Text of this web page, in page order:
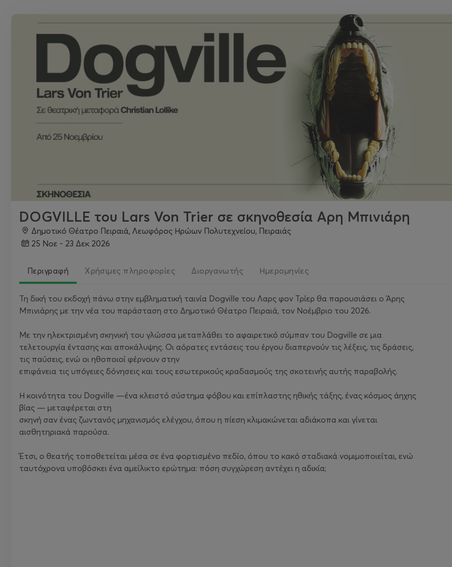
DOGVILLE του Lars Von Trier σε σκηνοθεσία Αρη Μπινιάρη
Δημοτικό Θέατρο Πειραιά, Λεωφόρος Ηρώων Πολυτεχνείου, Πειραιάς
25 Νοε - 23 Δεκ 2026
Περιγραφή Χρήσιμες πληροφορίες Διοργανωτής Ημερομηνίες
Τη δική του εκδοχή πάνω στην εμβληματική ταινία Dogville του Λαρς φον Τρίερ θα παρουσιάσει ο Άρης
Μπινιάρης με την νέα του παράσταση στο Δημοτικό Θέατρο Πειραιά, τον Νοέμβριο του 2026.
Με την ηλεκτρισμένη σκηνική του γλώσσα μεταπλάθει το αφαιρετικό σύμπαν του Dogville σε μια
τελετουργία έντασης και αποκάλυψης. Οι αόρατες εντάσεις του έργου διαπερνούν τις λέξεις, τις δράσεις,
τις παύσεις, ενώ οι ηθοποιοί φέρνουν στην
επιφάνεια τις υπόγειες δόνησεις και τους εσωτερικούς κραδασμούς της σκοτεινής αυτής παραβολής.
Η κοινότητα του Dogville —ένα κλειστό σύστημα φόβου και επίπλαστης ηθικής τάξης, ένας κόσμος άηχης
βίας — μεταφέρεται στη
σκηνή σαν ένας ζωντανός μηχανισμός ελέγχου, όπου η πίεση κλιμακώνεται αδιάκοπα και γίνεται
αισθητηριακά παρούσα.
Έτσι, ο θεατής τοποθετείται μέσα σε ένα φορτισμένο πεδίο, όπου το κακό σταδιακά νομιμοποιείται, ενώ
ταυτόχρονα υποβόσκει ένα αμείλικτο ερώτημα: πόση συγχώρεση αντέχει η αδικία;